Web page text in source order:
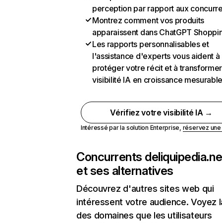
perception par rapport aux
Montrez comment vos produits
apparaissent dans ChatGPT
Les rapports personnalisables et
l'assistance d'experts vous aident à
protéger votre récit et à
visibilité IA en croissance
Vérifiez votre visibilité IA →
Intéressé par la solution Enterprise, réservez
Concurrents de
et ses alternatives
Découvrez d'autres sites web qui
intéressent votre audience. Voyez
des domaines que les utilisateurs